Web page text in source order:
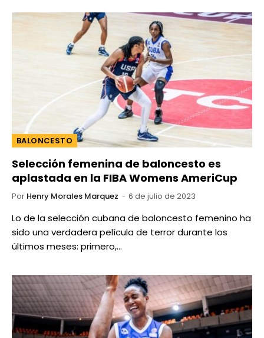
BALONCESTO
Selección femenina de baloncesto es
aplastada en la FIBA Womens AmeriCup
Por Henry Morales Marquez 6 de julio de 2023
Lo de la selección cubana de baloncesto femenino ha
sido una verdadera película de terror durante los
últimos meses: primero,…